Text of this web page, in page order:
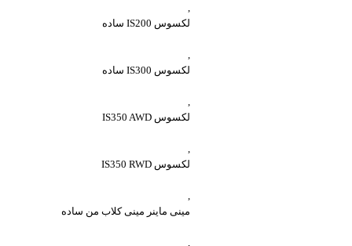
,
لکسوس IS200 ساده
,
لکسوس IS300 ساده
,
لکسوس IS350 AWD
,
لکسوس IS350 RWD
,
مینی ماینر مینی کلاب من ساده
,